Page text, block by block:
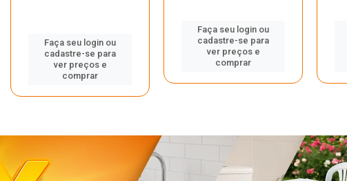
Faça seu login ou
cadastre-se para
ver preços e
comprar
Faça seu login ou
cadastre-se para
ver preços e
comprar